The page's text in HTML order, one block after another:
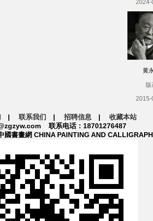
2024-
黄
2015-
| 联系我们 | 招聘信息 | 收藏本站
联系电话：18701276487
書畫網 CHINA PAINTING AND